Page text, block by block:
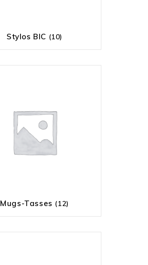
Stylos BIC (10)
Mugs-Tasses (12)